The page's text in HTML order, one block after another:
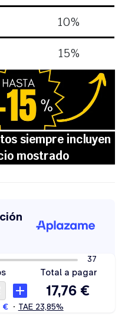
10%
15%